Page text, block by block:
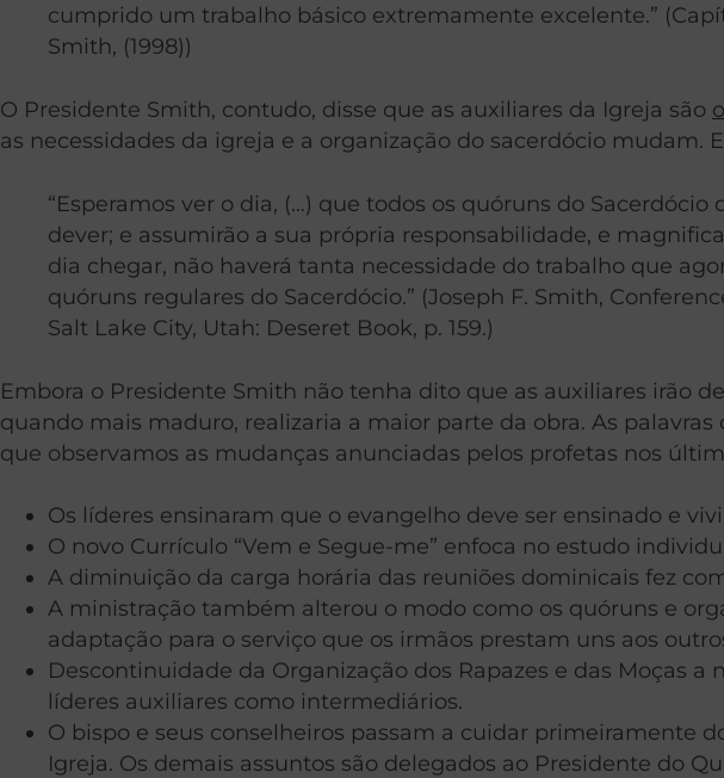
cumprido um trabalho básico extremamente excelente.”
Smith, (1998))
O Presidente Smith, contudo, disse que as auxiliares da Igreja são
as necessidades da igreja e a organização do sacerdócio mudam.
“Esperamos ver o dia, (…) que todos os quóruns do
dever; e assumirão a sua própria responsabilidade, e
dia chegar, não haverá tanta necessidade do trabalho que
quóruns regulares do Sacerdócio.” (Joseph F. Smith,
Salt Lake City, Utah: Deseret Book, p. 159.)
Embora o Presidente Smith não tenha dito que as auxiliares irão
quando mais maduro, realizaria a maior parte da obra. As
que observamos as mudanças anunciadas pelos profetas nos
Os líderes ensinaram que o evangelho deve ser ensinado e
O novo Currículo “Vem e Segue-me” enfoca no estudo
A diminuição da carga horária das reuniões dominicais fez
A ministração também alterou o modo como os quóruns e
adaptação para o serviço que os irmãos prestam uns aos
Descontinuidade da Organização dos Rapazes e das Moças
líderes auxiliares como intermediários.
O bispo e seus conselheiros passam a cuidar primeiramente
Igreja. Os demais assuntos são delegados ao Presidente do